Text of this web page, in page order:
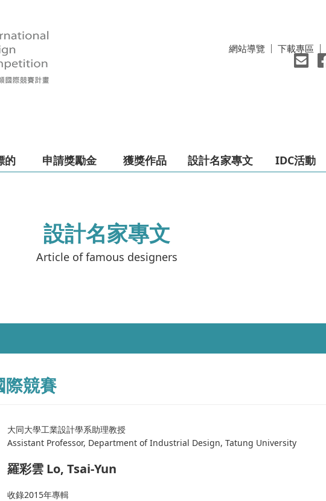
網站導覽 下載專區
的 申請獎勵金 獲獎作品 設計名家專文 IDC活動
設計名家專文
Article of famous designers
際競賽
大同大學工業設計學系助理教授
Assistant Professor, Department of Industrial Design, Tatung University
羅彩雲 Lo, Tsai-Yun
收錄2015年專輯